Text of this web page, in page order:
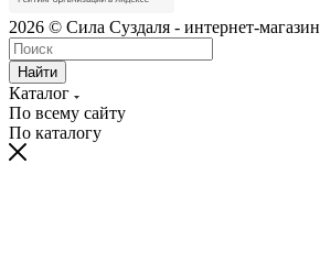
2026 © Сила Суздаля - интернет-магазин
Найти
Каталог
По всему сайту
По каталогу